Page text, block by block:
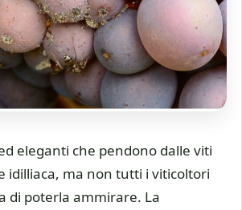
eleganti che pendono dalle viti
idilliaca, ma non tutti i viticoltori
di poterla ammirare. La